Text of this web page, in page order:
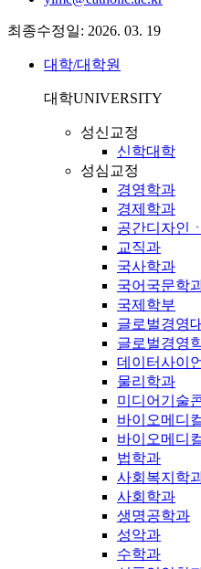
최종수정일: 2026. 03. 19
대학/대학원
대학UNIVERSITY
성신교정
신학대학
성심교정
경영학과
경제학과
공간디자인
교직과
국사학과
국어국문학
국제학부
글로벌경영
글로벌경영
데이터사이
물리학과
미디어기술
바이오메디
바이오메디
법학과
사회복지학
사회학과
생명공학과
성악과
수학과